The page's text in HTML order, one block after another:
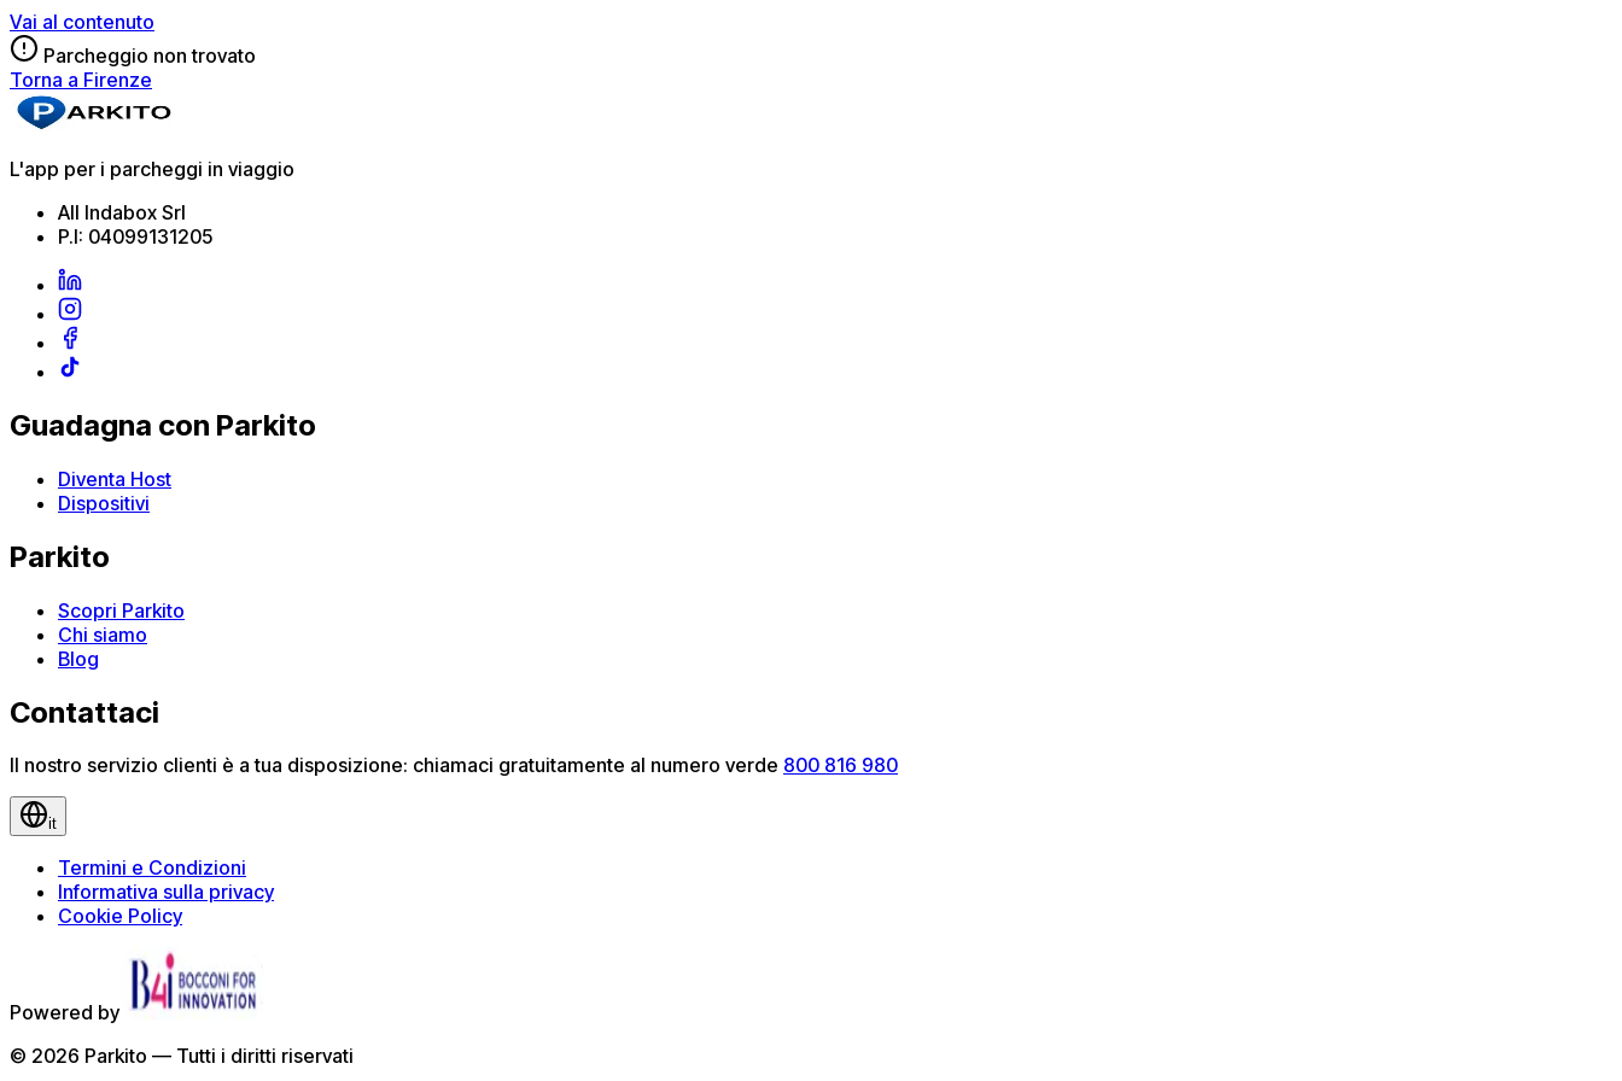
Vai al contenuto
Parcheggio non trovato
Torna a Firenze
L'app per i parcheggi in viaggio
All Indabox Srl
P.I: 04099131205
Guadagna con Parkito
Diventa Host
Dispositivi
Parkito
Scopri Parkito
Chi siamo
Blog
Contattaci
Il nostro servizio clienti è a tua disposizione: chiamaci gratuitamente al numero verde 800 816 980
it
Termini e Condizioni
Informativa sulla privacy
Cookie Policy
Powered by
© 2026 Parkito — Tutti i diritti riservati